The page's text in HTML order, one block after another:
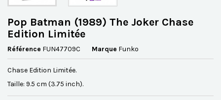
Pop Batman (1989) The Joker Chase
Edition Limitée
Référence FUN47709C Marque Funko
Chase Edition Limitée.
Taille: 9.5 cm (3.75 inch).